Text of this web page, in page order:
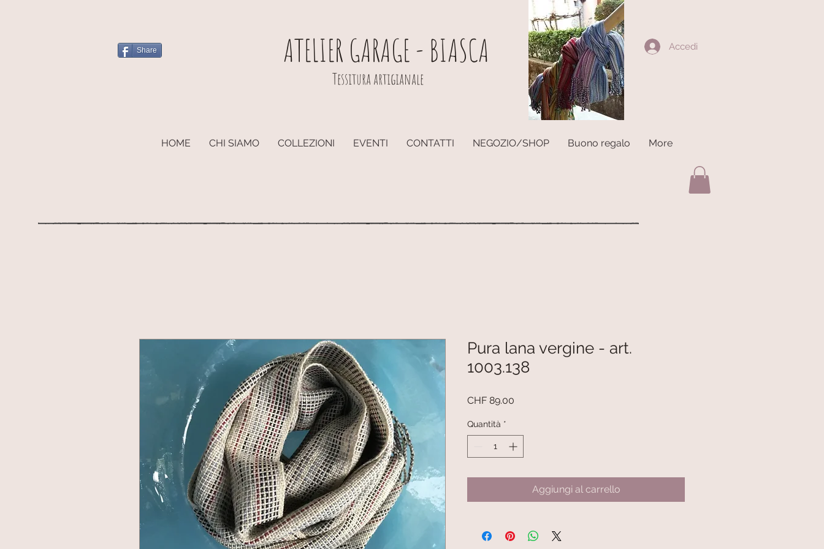
Share ATELIER GARAGE - BIASCA
Tessitura artigianale
Accedi
HOME CHI SIAMO COLLEZIONI EVENTI CONTATTI NEGOZIO/SHOP Buono regalo More
Pura lana vergine - art.
1003.138
CHF 89.00
Quantità *
Aggiungi al carrello